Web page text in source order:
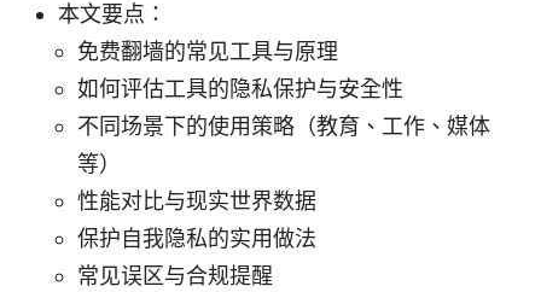
本文要点：
免费翻墙的常见工具与原理
如何评估工具的隐私保护与安全性
不同场景下的使用策略（教育、工作、媒体
等）
性能对比与现实世界数据
保护自我隐私的实用做法
常见误区与合规提醒